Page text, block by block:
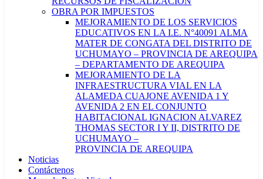
OBRA POR IMPUESTOS
MEJORAMIENTO DE LOS SERVICIOS
EDUCATIVOS EN LA I.E. N°40091 ALMA
MATER DE CONGATA DEL DISTRITO DE
UCHUMAYO – PROVINCIA DE AREQUIPA
– DEPARTAMENTO DE AREQUIPA
MEJORAMIENTO DE LA
INFRAESTRUCTURA VIAL EN LA
ALAMEDA CUAJONE AVENIDA 1 Y
AVENIDA 2 EN EL CONJUNTO
HABITACIONAL IGNACION ALVAREZ
THOMAS SECTOR I Y II, DISTRITO DE
UCHUMAYO –
PROVINCIA DE AREQUIPA
Noticias
Contáctenos